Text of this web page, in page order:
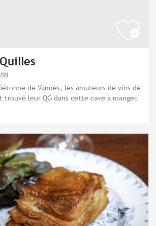
de Vannes, les amateurs de vins de
leur QG dans cette cave à manger.